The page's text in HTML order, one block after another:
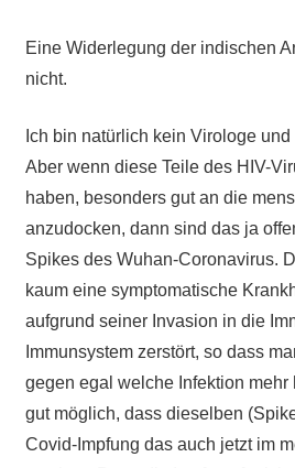
Eine Widerlegung der indischen
nicht.
Ich bin natürlich kein Virologe
Aber wenn diese Teile des HIV-
haben, besonders gut an die
anzudocken, dann sind das ja
Spikes des Wuhan-Coronavirus.
kaum eine symptomatische
aufgrund seiner Invasion in die
Immunsystem zerstört, so dass
gegen egal welche Infektion mehr
gut möglich, dass dieselben
Covid-Impfung das auch jetzt im